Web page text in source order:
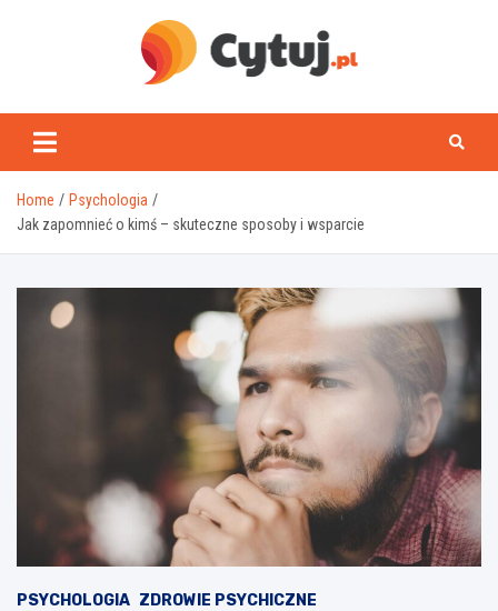
www.cytuj.pl
Home
Psychologia
Jak zapomnieć o kimś – skuteczne sposoby i wsparcie
PSYCHOLOGIA ZDROWIE PSYCHICZNE